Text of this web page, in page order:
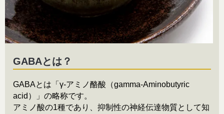
GABAとは？
GABAとは「γ-アミノ酪酸（gamma-Aminobutyric
acid）」の略称です。
アミノ酸の1種であり、抑制性の神経伝達物質として知